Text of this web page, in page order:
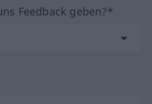
Feedback geben?*